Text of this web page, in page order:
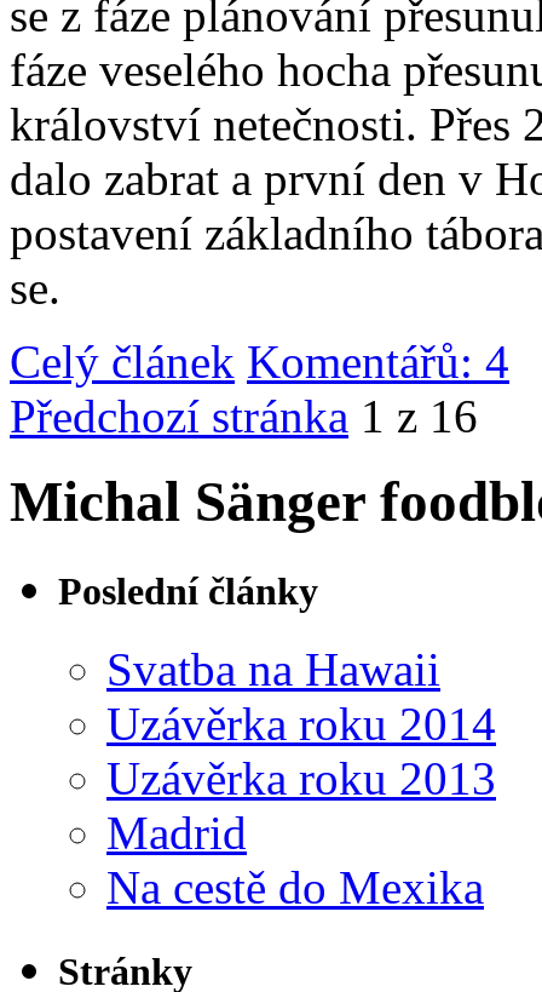
se z fáze plánování
fáze veselého hocha
království netečnosti. Přes
dalo zabrat a první den v
postavení základního
se.
Celý článek Komentářů: 4
Předchozí stránka 1 z 16
Michal Sänger
Poslední články
Svatba na Hawaii
Uzávěrka roku 2014
Uzávěrka roku 2013
Madrid
Na cestě do Mexika
Stránky